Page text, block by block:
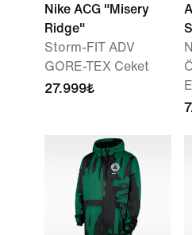
Nike ACG "Misery
Ridge"
Storm-FIT ADV
GORE-TEX Ceket
27.999₺